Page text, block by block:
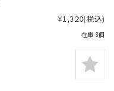
¥1,320(税込)
在庫 8個